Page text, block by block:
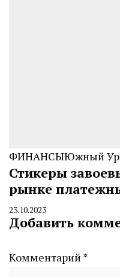
ФИНАНСЫЮжный
Стикеры
рынке
By
CHELINDUSTRY
23.10.2023
Добавить
Комментарий *